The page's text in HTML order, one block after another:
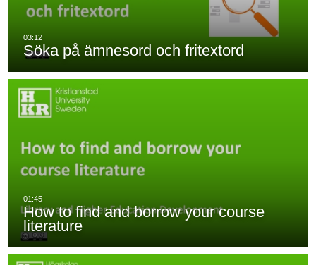
Söka på ämnesord och fritextord
How to find and borrow your course
literature